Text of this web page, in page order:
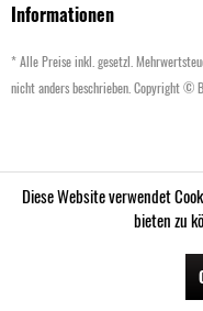
Informationen
* Alle Preise inkl. gesetzl.
nicht anders beschrieben. Copyright ©
Diese Website verwendet
bieten zu